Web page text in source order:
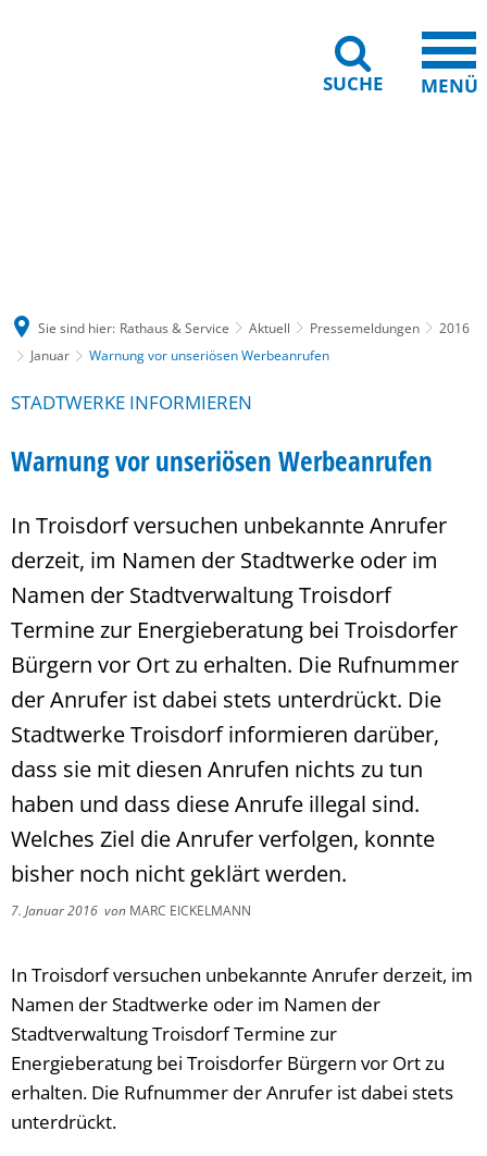
SUCHE MENÜ
Sie sind hier: Rathaus & Service Aktuell Pressemeldungen
2016
Januar
Warnung vor unseriösen Werbeanrufen
STADTWERKE INFORMIEREN
Warnung vor unseriösen Werbeanrufen
In Troisdorf versuchen unbekannte Anrufer
derzeit, im Namen der Stadtwerke oder im
Namen der Stadtverwaltung Troisdorf
Termine zur Energieberatung bei Troisdorfer
Bürgern vor Ort zu erhalten. Die Rufnummer
der Anrufer ist dabei stets unterdrückt. Die
Stadtwerke Troisdorf informieren darüber,
dass sie mit diesen Anrufen nichts zu tun
haben und dass diese Anrufe illegal sind.
Welches Ziel die Anrufer verfolgen, konnte
bisher noch nicht geklärt werden.
7. Januar 2016 von MARC EICKELMANN
In Troisdorf versuchen unbekannte Anrufer derzeit, im
Namen der Stadtwerke oder im Namen der
Stadtverwaltung Troisdorf Termine zur
Energieberatung bei Troisdorfer Bürgern vor Ort zu
erhalten. Die Rufnummer der Anrufer ist dabei stets
unterdrückt.